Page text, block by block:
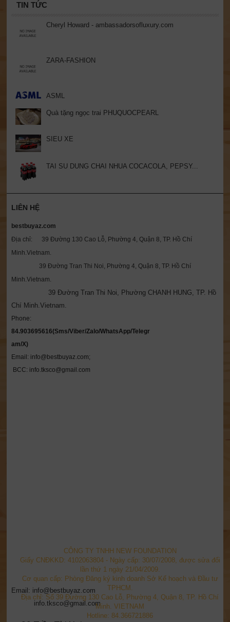
TIN TỨC
Cheryl Howard - ambassadorsofluxury.com
ZARA-FASHION
ASML
Quà tặng ngọc trai PHUQUOCPEARL
SIEU XE
TAI SU DUNG CHAI NHUA COCACOLA, PEPSY...
LIÊN HỆ
bestbuyaz.com
Địa chỉ: 39 Đường 130 Cao Lỗ, Phường 4, Quận 8, TP. Hồ Chí
Minh.Vietnam.
39 Đường Tran Thi Noi, Phường 4, Quận 8, TP. Hồ Chí
Minh.Vietnam.
39 Đường Tran Thi Noi, Phường CHANH HUNG, TP. Hồ
Chí Minh.Vietnam.
84.903695616(Sms/Viber/Zalo/WhatsApp/Telegr
Email: info@bestbuyaz.com;
BCC: info.tksco@gmail.com
Email: info@bestbuyaz.com
info.tksco@gmail.com
CÔNG TY TNHH NEW FOUNDATION
Giấy CNĐKKD: 4102063804 - Ngày cấp: 30/07/2008, được sửa đổi
lần thứ 1 ngày 21/04/2009.
Cơ quan cấp: Phòng Đăng ký kinh doanh Sở Kế hoạch và Đầu tư
TPHCM.
Địa chỉ: Số 39 Đường 130 Cao Lỗ, Phường 4, Quận 8, TP. Hồ Chí
Minh. VIETNAM
Hotline: 84.366721886